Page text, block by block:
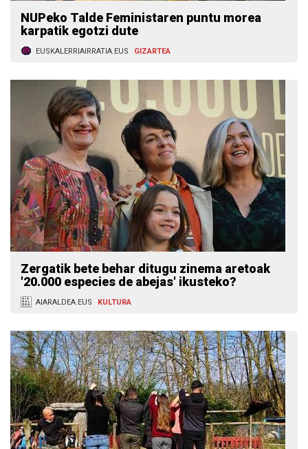
NUPeko Talde Feministaren puntu morea
karpatik egotzi dute
EUSKALERRIAIRRATIA.EUS GIZARTEA
Zergatik bete behar ditugu zinema aretoak
'20.000 especies de abejas' ikusteko?
AIARALDEA.EUS KULTURA